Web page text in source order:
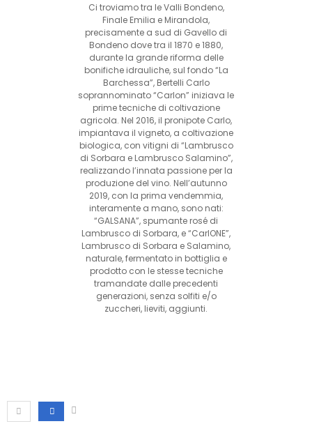
Ci troviamo tra le Valli Bondeno,
Finale Emilia e Mirandola,
precisamente a sud di Gavello di
Bondeno dove tra il 1870 e 1880,
durante la grande riforma delle
bonifiche idrauliche, sul fondo “La
Barchessa”, Bertelli Carlo
soprannominato “Carlon” iniziava le
prime tecniche di coltivazione
agricola. Nel 2016, il pronipote Carlo,
impiantava il vigneto, a coltivazione
biologica, con vitigni di “Lambrusco
di Sorbara e Lambrusco Salamino”,
realizzando l’innata passione per la
produzione del vino. Nell’autunno
2019, con la prima vendemmia,
interamente a mano, sono nati:
“GALSANA”, spumante rosé di
Lambrusco di Sorbara, e “CarlONE”,
Lambrusco di Sorbara e Salamino,
naturale, fermentato in bottiglia e
prodotto con le stesse tecniche
tramandate dalle precedenti
generazioni, senza solfiti e/o
zuccheri, lieviti, aggiunti.